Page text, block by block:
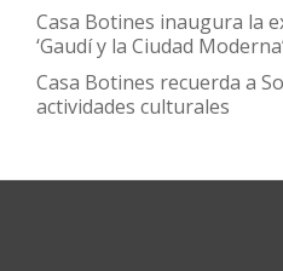
Casa Botines inaugura la
‘Gaudí y la Ciudad
Casa Botines recuerda a
actividades culturales